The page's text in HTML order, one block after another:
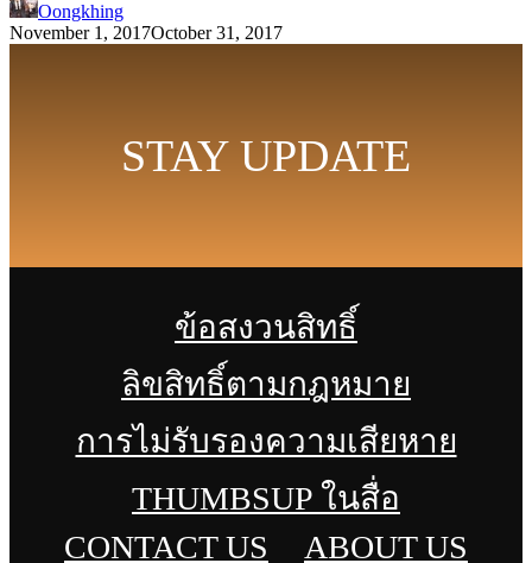
Oongkhing
November 1, 2017October 31, 2017
STAY UPDATE
ข้อสงวนสิทธิ์
ลิขสิทธิ์ตามกฎหมาย
การไม่รับรองความเสียหาย
THUMBSUP ในสื่อ
CONTACT US
ABOUT US